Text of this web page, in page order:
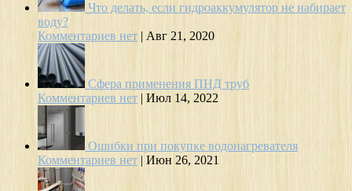
Что делать, если гидроаккумулятор не набирает
воду?
Комментариев нет | Авг 21, 2020
Сфера применения ПНД труб
Комментариев нет | Июл 14, 2022
Ошибки при покупке водонагревателя
Комментариев нет | Июн 26, 2021